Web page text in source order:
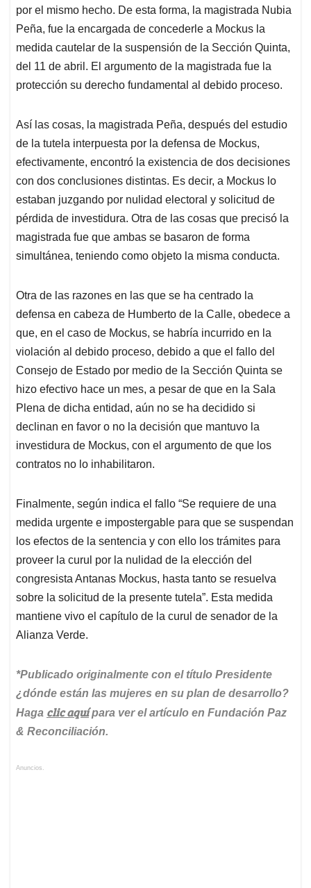
por el mismo hecho. De esta forma, la magistrada Nubia
Peña, fue la encargada de concederle a Mockus la
medida cautelar de la suspensión de la Sección Quinta,
del 11 de abril. El argumento de la magistrada fue la
protección su derecho fundamental al debido proceso.
Así las cosas, la magistrada Peña, después del estudio
de la tutela interpuesta por la defensa de Mockus,
efectivamente, encontró la existencia de dos decisiones
con dos conclusiones distintas. Es decir, a Mockus lo
estaban juzgando por nulidad electoral y solicitud de
pérdida de investidura. Otra de las cosas que precisó la
magistrada fue que ambas se basaron de forma
simultánea, teniendo como objeto la misma conducta.
Otra de las razones en las que se ha centrado la
defensa en cabeza de Humberto de la Calle, obedece a
que, en el caso de Mockus, se habría incurrido en la
violación al debido proceso, debido a que el fallo del
Consejo de Estado por medio de la Sección Quinta se
hizo efectivo hace un mes, a pesar de que en la Sala
Plena de dicha entidad, aún no se ha decidido si
declinan en favor o no la decisión que mantuvo la
investidura de Mockus, con el argumento de que los
contratos no lo inhabilitaron.
Finalmente, según indica el fallo “Se requiere de una
medida urgente e impostergable para que se suspendan
los efectos de la sentencia y con ello los trámites para
proveer la curul por la nulidad de la elección del
congresista Antanas Mockus, hasta tanto se resuelva
sobre la solicitud de la presente tutela”. Esta medida
mantiene vivo el capítulo de la curul de senador de la
Alianza Verde.
*Publicado originalmente con el título Presidente
¿dónde están las mujeres en su plan de desarrollo?
Haga clic aquípara ver el artículo en Fundación Paz
& Reconciliación.
Anuncios.